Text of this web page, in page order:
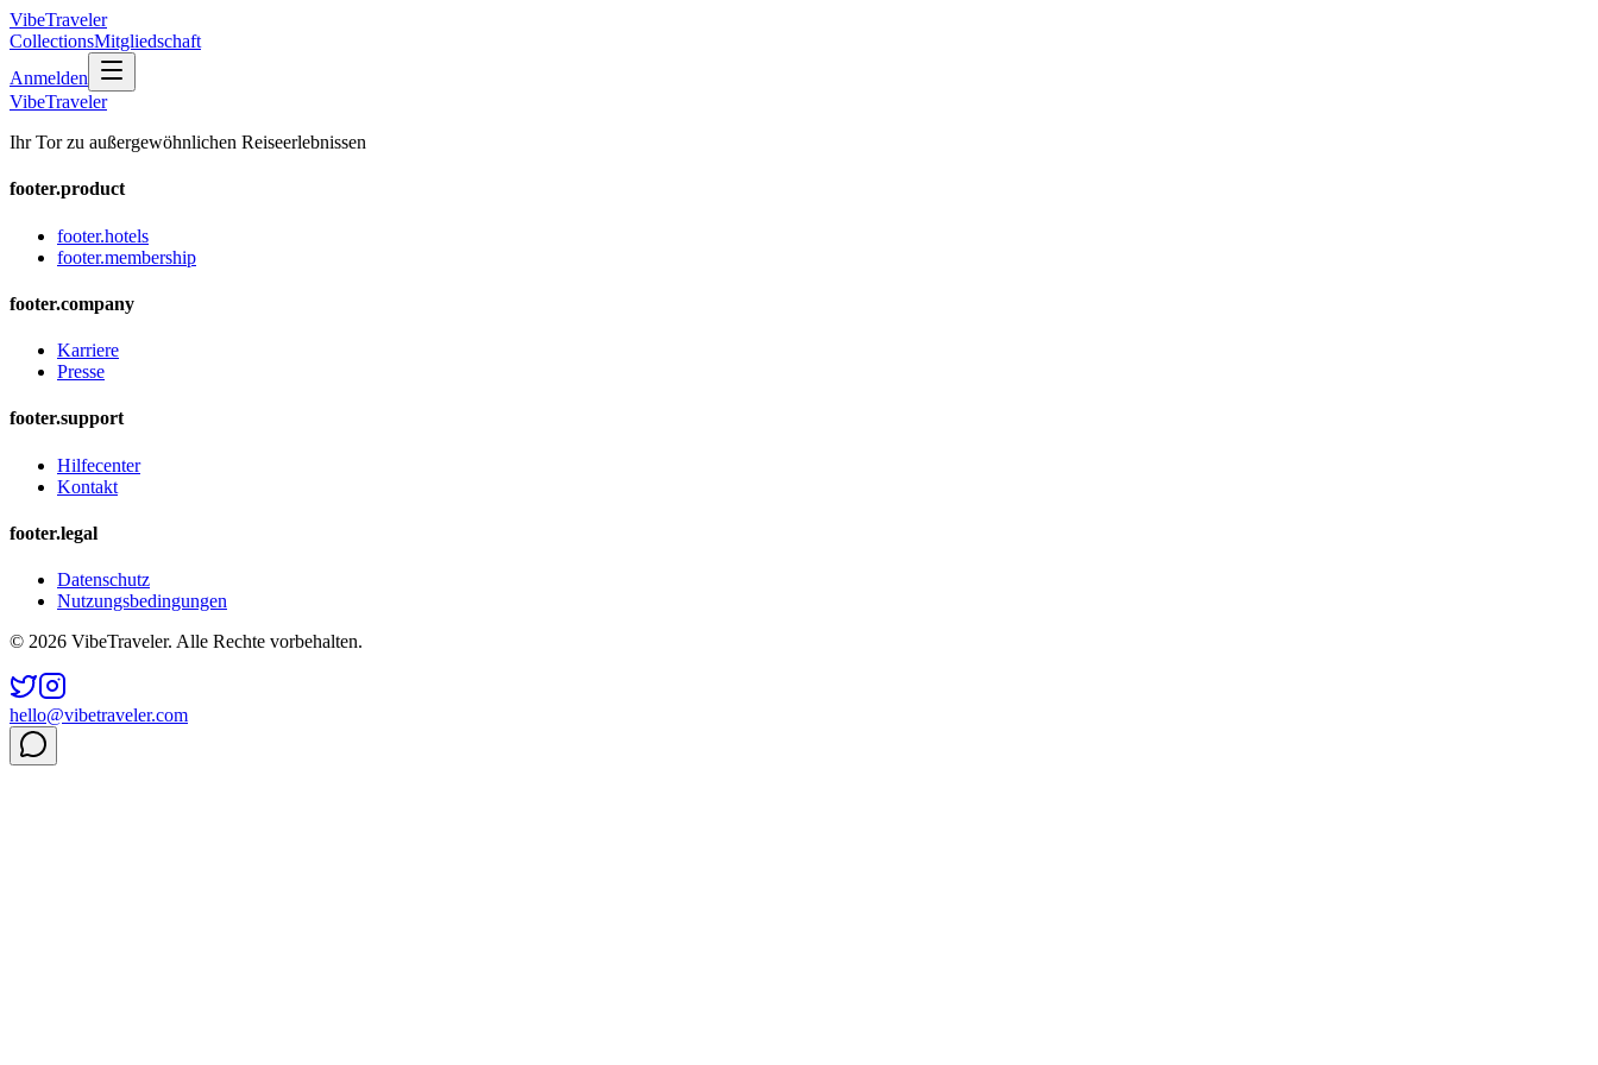
VibeTraveler
CollectionsMitgliedschaft
Anmelden
VibeTraveler
Ihr Tor zu außergewöhnlichen Reiseerlebnissen
footer.product
footer.hotels
footer.membership
footer.company
Karriere
Presse
footer.support
Hilfecenter
Kontakt
footer.legal
Datenschutz
Nutzungsbedingungen
© 2026 VibeTraveler. Alle Rechte vorbehalten.
hello@vibetraveler.com